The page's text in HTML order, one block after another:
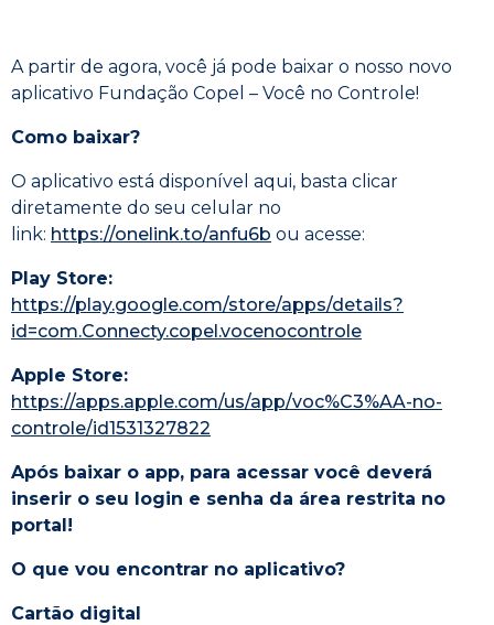
A partir de agora, você já pode baixar o nosso novo
aplicativo Fundação Copel – Você no Controle!
Como baixar?
O aplicativo está disponível aqui, basta clicar
diretamente do seu celular no
link: https://onelink.to/anfu6b ou acesse:
Play Store:
https://play.google.com/store/apps/details?
id=com.Connecty.copel.vocenocontrole
Apple Store:
https://apps.apple.com/us/app/voc%C3%AA-no-
controle/id1531327822
Após baixar o app, para acessar você deverá
inserir o seu login e senha da área restrita no
portal!
O que vou encontrar no aplicativo?
Cartão digital